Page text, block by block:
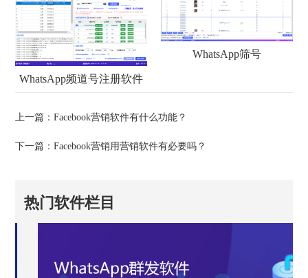
WhatsApp频道号注册软件
WhatsApp筛号
上一篇：Facebook营销软件有什么功能？
下一篇：Facebook营销用营销软件有必要吗？
热门软件栏目